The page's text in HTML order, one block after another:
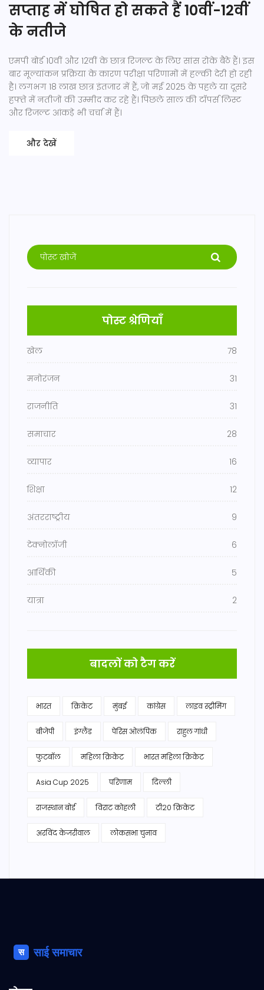
सप्ताह में घोषित हो सकते हैं 10वीं-12वीं
के नतीजे
एमपी बोर्ड 10वीं और 12वीं के छात्र रिजल्ट के लिए सांस रोके बैठे हैं। इस
बार मूल्यांकन प्रक्रिया के कारण परीक्षा परिणामों में हल्की देरी हो रही
है। लगभग 18 लाख छात्र इंतजार में हैं, जो मई 2025 के पहले या दूसरे
हफ्ते में नतीजों की उम्मीद कर रहे हैं। पिछले साल की टॉपर्स लिस्ट
और रिजल्ट आंकड़े भी चर्चा में हैं।
और देखें
पोस्ट श्रेणियाँ
खेल 78
मनोरंजन 31
राजनीति 31
समाचार 28
व्यापार 16
शिक्षा 12
अंतरराष्ट्रीय 9
टेक्नोलॉजी 6
आर्थिकी 5
यात्रा 2
बादलों को टैग करें
भारत क्रिकेट मुंबई कांग्रेस लाइव स्ट्रीमिंग
बीजेपी इंग्लैंड पेरिस ओलंपिक राहुल गांधी
फुटबॉल महिला क्रिकेट भारत महिला क्रिकेट
Asia Cup 2025 परिणाम दिल्ली
राजस्थान बोर्ड विराट कोहली टी20 क्रिकेट
अरविंद केजरीवाल लोकसभा चुनाव